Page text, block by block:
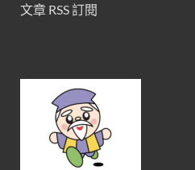
文章 RSS 訂閱